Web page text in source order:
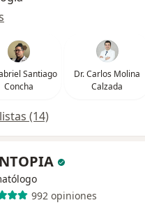
Santiago
Concha
Dr. Carlos Molina
Calzada
(14)
992 opiniones